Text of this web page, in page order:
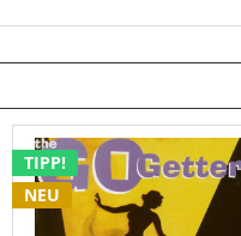
TIPP!
NEU